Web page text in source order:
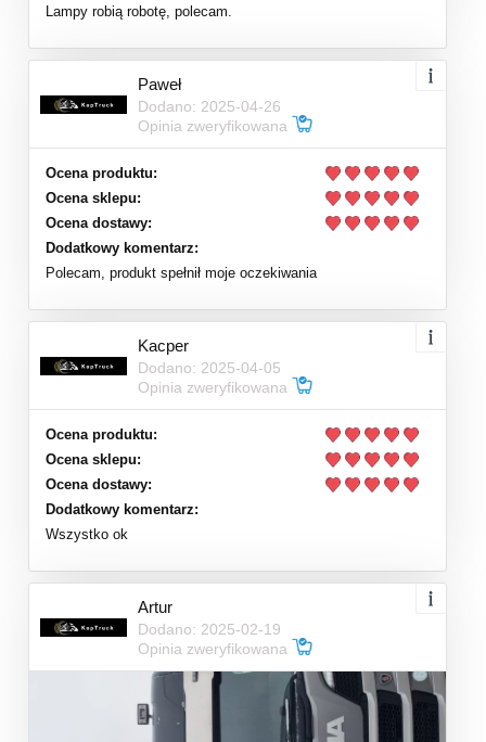
Lampy robią robotę, polecam.
Paweł
Dodano: 2025-04-26
Opinia zweryfikowana
Ocena produktu:
Ocena sklepu:
Ocena dostawy:
Dodatkowy komentarz:
Polecam, produkt spełnił moje oczekiwania
Kacper
Dodano: 2025-04-05
Opinia zweryfikowana
Ocena produktu:
Ocena sklepu:
Ocena dostawy:
Dodatkowy komentarz:
Wszystko ok
Artur
Dodano: 2025-02-19
Opinia zweryfikowana